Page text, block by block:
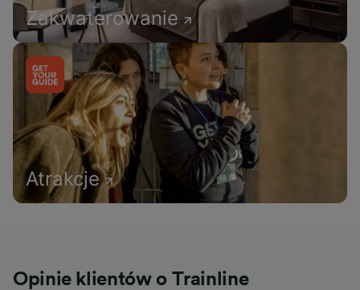
Zakwaterowanie
Atrakcje
Opinie klientów o Trainline